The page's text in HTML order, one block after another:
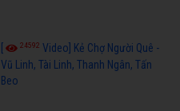
24592 Video] Kẻ Chợ Người Quê -
Vũ Linh, Tài Linh, Thanh Ngân, Tấn
Beo